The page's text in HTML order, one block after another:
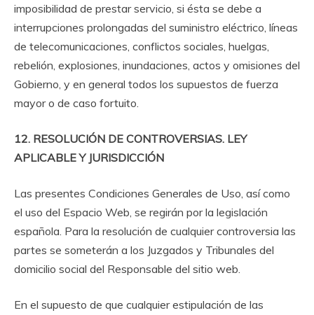
imposibilidad de prestar servicio, si ésta se debe a
interrupciones prolongadas del suministro eléctrico, líneas
de telecomunicaciones, conflictos sociales, huelgas,
rebelión, explosiones, inundaciones, actos y omisiones del
Gobierno, y en general todos los supuestos de fuerza
mayor o de caso fortuito.
12. RESOLUCIÓN DE CONTROVERSIAS. LEY
APLICABLE Y JURISDICCIÓN
Las presentes Condiciones Generales de Uso, así como
el uso del Espacio Web, se regirán por la legislación
española. Para la resolución de cualquier controversia las
partes se someterán a los Juzgados y Tribunales del
domicilio social del Responsable del sitio web.
En el supuesto de que cualquier estipulación de las